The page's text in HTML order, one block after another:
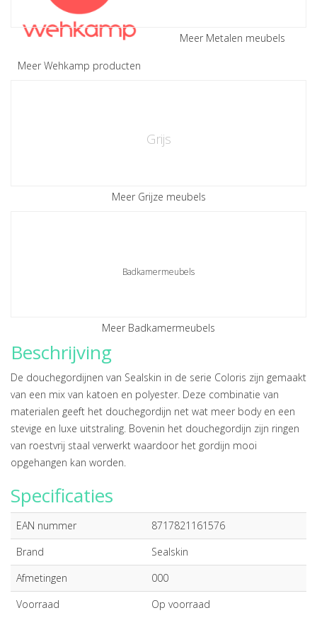
Meer Wehkamp producten
Meer Metalen meubels
Grijs
Meer Grijze meubels
Badkamermeubels
Meer Badkamermeubels
Beschrijving
De douchegordijnen van Sealskin in de serie Coloris zijn gemaakt
van een mix van katoen en polyester. Deze combinatie van
materialen geeft het douchegordijn net wat meer body en een
stevige en luxe uitstraling. Bovenin het douchegordijn zijn ringen
van roestvrij staal verwerkt waardoor het gordijn mooi
opgehangen kan worden.
Specificaties
EAN nummer
8717821161576
Brand
Sealskin
Afmetingen
000
Voorraad
Op voorraad